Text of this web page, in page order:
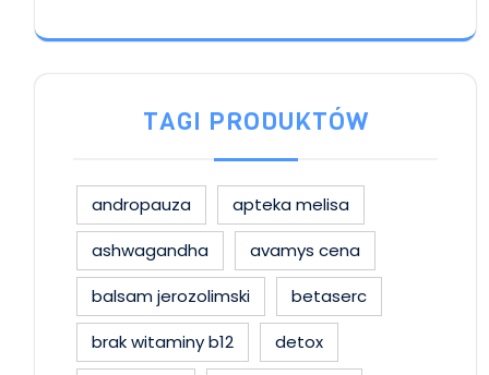
TAGI PRODUKTÓW
andropauza
apteka melisa
ashwagandha
avamys cena
balsam jerozolimski
betaserc
brak witaminy b12
detox